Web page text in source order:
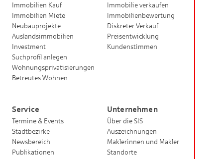
Immobilien Kauf
Immobilien Miete
Neubauprojekte
Auslandsimmobilien
Investment
Suchprofil anlegen
Wohnungsprivatisierungen
Betreutes Wohnen
Immobilie verkaufen
Immobilienbewertung
Diskreter Verkauf
Preisentwicklung
Kundenstimmen
Service
Termine & Events
Stadtbezirke
Newsbereich
Publikationen
Unternehmen
Über die SIS
Auszeichnungen
Maklerinnen und Makler
Standorte